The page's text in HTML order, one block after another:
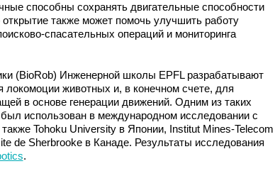
способны сохранять двигательные способности
также может помочь улучшить работу
спасательных операций и мониторинга
(BioRob) Инженерной школы EPFL разрабатывают
локомоции животных и, в конечном счете, для
в основе генерации движений. Одним из таких
использован в международном исследовании с
Tohoku University в Японии, Institut Mines-Telecom
de Sherbrooke в Канаде. Результаты исследования
.